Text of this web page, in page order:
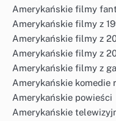
Amerykańskie filmy
Amerykańskie filmy z
Amerykańskie filmy z
Amerykańskie filmy z
Amerykańskie filmy z
Amerykańskie komedie
Amerykańskie powieści
Amerykańskie